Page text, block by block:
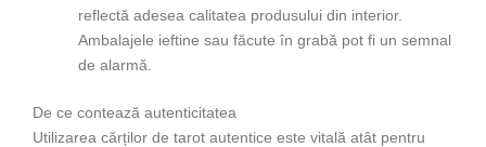
reflectă adesea calitatea produsului din interior.
Ambalajele ieftine sau făcute în grabă pot fi un semnal
de alarmă.
De ce contează autenticitatea
Utilizarea cărților de tarot autentice este vitală atât pentru